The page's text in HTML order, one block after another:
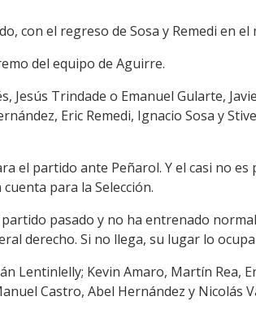
con el regreso de Sosa y Remedi en
del equipo de Aguirre.
Jesús Trindade o Emanuel Gularte,
Eric Remedi, Ignacio Sosa y
el partido ante Peñarol. Y el casi no
para la Selección.
pasado y no ha entrenado
derecho. Si no llega, su lugar lo
Lentinlelly; Kevin Amaro, Martín Rea,
Castro, Abel Hernández y Nicolás